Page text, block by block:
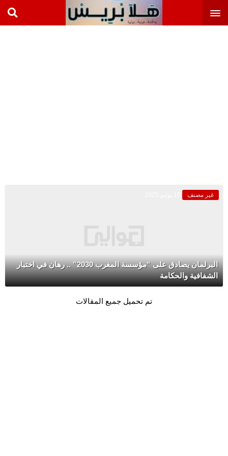
غير مصنف
البرلمان يصادق على “مؤسسة المغرب 2030” .. رهان في اختبار
الشفافية والحكامة
تم تحميل جميع المقالات